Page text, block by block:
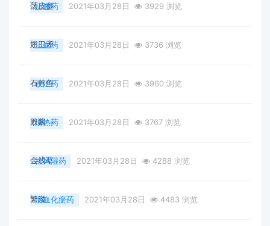
荡皮参
止血药 2021年03月28日 3929 浏览
翅卫矛
止血药 2021年03月28日 3736 浏览
石首鱼
收涩药 2021年03月28日 3960 浏览
败酱
清热药 2021年03月28日 3767 浏览
金线草
祛风湿药 2021年03月28日 4288 浏览
繁缕
活血化瘀药 2021年03月28日 4483 浏览